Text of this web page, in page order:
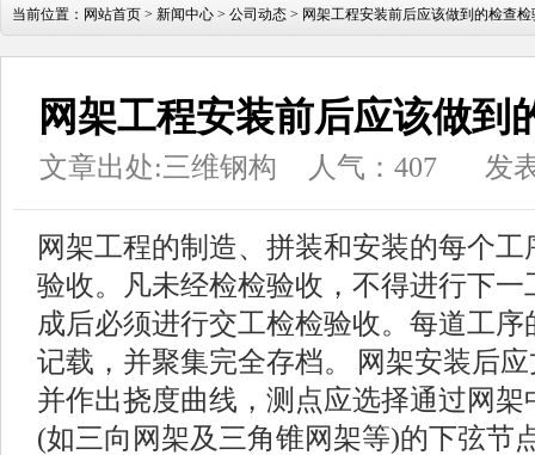
当前位置： 网站首页 > 新闻中心 > 公司动态 > 网架工程安装前后应该做到的检查检
网架工程安装前后应该做到
文章出处:三维钢构 人气：407 发
网架工程的制造、拼装和安装的每个
验收。凡未经检检验收，不得进行下
成后必须进行交工检检验收。每道工
记载，并聚集完全存档。 网架安装后
并作出挠度曲线，测点应选择通过网
(如三向网架及三角锥网架等)的下弦节